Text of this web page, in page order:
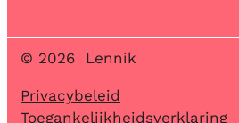
© 2026 Lennik
Privacybeleid
Toegankelijkheidsverklaring